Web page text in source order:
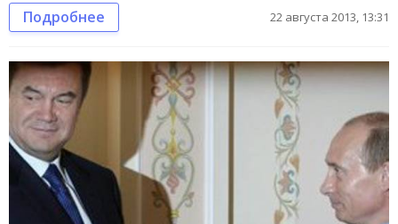
Подробнее 22 августа 2013, 13:31